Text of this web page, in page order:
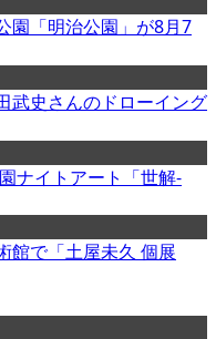
園「明治公園」が8月7
武史さんのドローイング
ナイトアート「世解-
館で「土屋未久 個展